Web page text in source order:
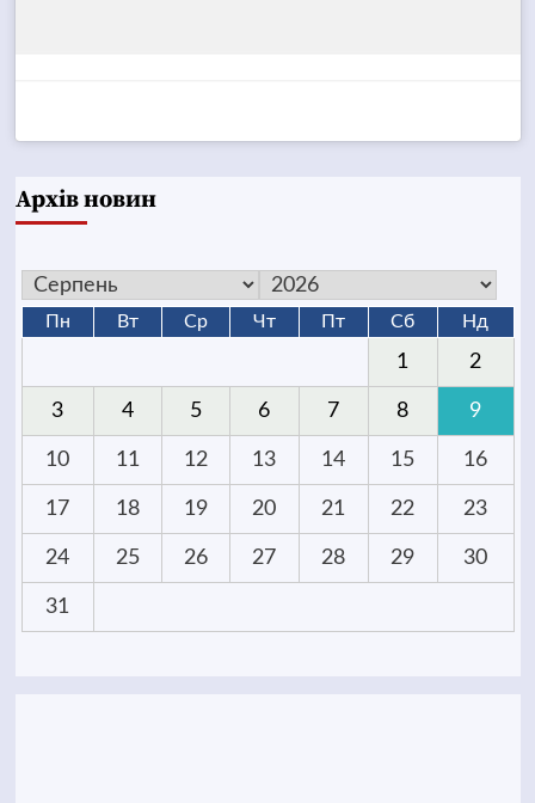
Архів новин
Пн Вт Ср Чт Пт Сб Нд
1 2
3 4 5 6 7 8 9
10 11 12 13 14 15 16
17 18 19 20 21 22 23
24 25 26 27 28 29 30
31